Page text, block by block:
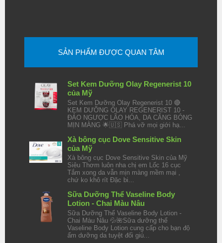
SẢN PHẨM ĐƯỢC QUAN TÂM
Set Kem Dưỡng Olay Regenerist 10
của Mỹ
Set Kem Dưỡng Olay Regenerist 10 🔴
KEM DƯỠNG OLAY REGENERIST 10 -
ĐẢO NGƯỢC LÃO HÓA, DA CĂNG BÓNG
MỊN MÀNG 🌟🇺🇸 Phá vỡ mọi giới hạ...
Xà bông cục Dove Sensitive Skin
của Mỹ
Xà bông cục Dove Sensitive Skin của Mỹ
Siêu Thơm luôn nha chị em Lốc 16 cục
Tắm xong da vẫn mịn màng mềm mại ,
chứ ko khô rít Đặc bi...
Sữa Dưỡng Thể Vaseline Body
Lotion - Chai Màu Nâu
Sữa Dưỡng Thể Vaseline Body Lotion -
Chai Màu Nâu 💦🌺Sữa dưỡng thể
Vaseline Body Lotion cung cấp cho bạn độ
ẩm dưỡng da tuyệt đối giú...